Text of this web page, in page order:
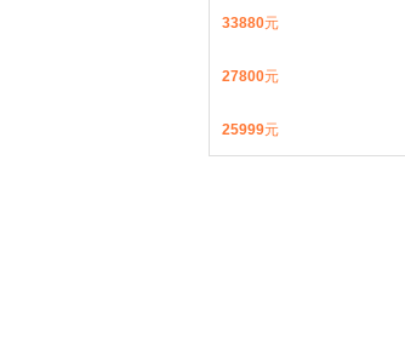
33880元
27800元
25999元